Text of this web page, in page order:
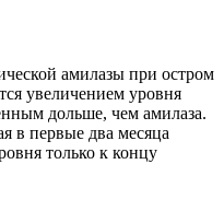
амилазы при остром
увеличением уровня
дольше, чем амилаза.
в первые два месяца
только к концу